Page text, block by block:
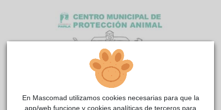
En Mascomad utilizamos cookies necesarias para que la
app/web funcione y cookies analíticas de terceros para